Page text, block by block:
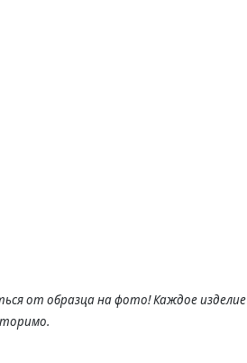
от образца на фото! Каждое изделие